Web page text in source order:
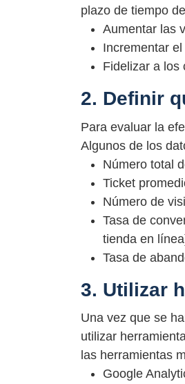
plazo de tiempo
Aumentar las
Incrementar
Fidelizar a los
2. Definir
Para evaluar la
Algunos de los
Número total
Ticket
Número de
Tasa de
tienda en
Tasa de
3. Utilizar
Una vez que se
utilizar
las herramientas
Google